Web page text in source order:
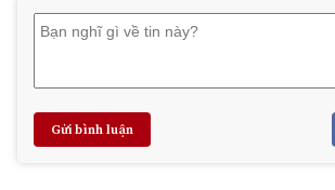
Gửi bình luận